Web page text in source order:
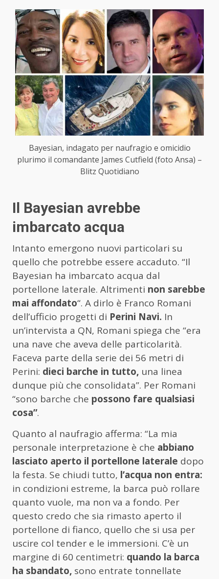
Bayesian, indagato per naufragio e omicidio
plurimo il comandante James Cutfield (foto Ansa) –
Blitz Quotidiano
Il Bayesian avrebbe
imbarcato acqua
Intanto emergono nuovi particolari su
quello che potrebbe essere accaduto. “Il
Bayesian ha imbarcato acqua dal
portellone laterale. Altrimenti non sarebbe
mai affondato“. A dirlo è Franco Romani
dell’ufficio progetti di Perini Navi. In
un’intervista a QN, Romani spiega che “era
una nave che aveva delle particolarità.
Faceva parte della serie dei 56 metri di
Perini: dieci barche in tutto, una linea
dunque più che consolidata”. Per Romani
“sono barche che possono fare qualsiasi
cosa”.
Quanto al naufragio afferma: “La mia
personale interpretazione è che abbiano
lasciato aperto il portellone laterale dopo
la festa. Se chiudi tutto, l’acqua non entra:
in condizioni estreme, la barca può rollare
quanto vuole, ma non va a fondo. Per
questo credo che sia rimasto aperto il
portellone di fianco, quello che si usa per
uscire col tender e le immersioni. C’è un
margine di 60 centimetri: quando la barca
ha sbandato, sono entrate tonnellate